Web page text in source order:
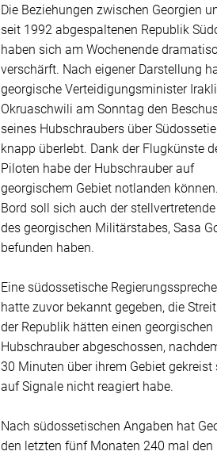
Die Beziehungen zwischen Georgien
seit 1992 abgespaltenen Republik
haben sich am Wochenende
verschärft. Nach eigener Darstellung
georgische Verteidigungsminister Irakli
Okruaschwili am Sonntag den
seines Hubschraubers über
knapp überlebt. Dank der Flugkünste
Piloten habe der Hubschrauber auf
georgischem Gebiet notlanden
Bord soll sich auch der
des georgischen Militärstabes, Sasa
befunden haben.
Eine südossetische
hatte zuvor bekannt gegeben, die
der Republik hätten einen georgischen
Hubschrauber abgeschossen,
30 Minuten über ihrem Gebiet gekreist
auf Signale nicht reagiert habe.
Nach südossetischen Angaben hat
den letzten fünf Monaten 240 mal den